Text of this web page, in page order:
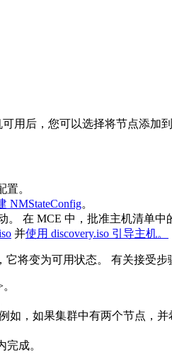
可用后，您可以选择将节点添加到
置。
NMStateConfig。
在 MCE 中，批准主机清单中
并使用 discovery.iso 引导主机。
将变为可用状态。 有关接受步
。
如，如果集群中有两个节点，
成。